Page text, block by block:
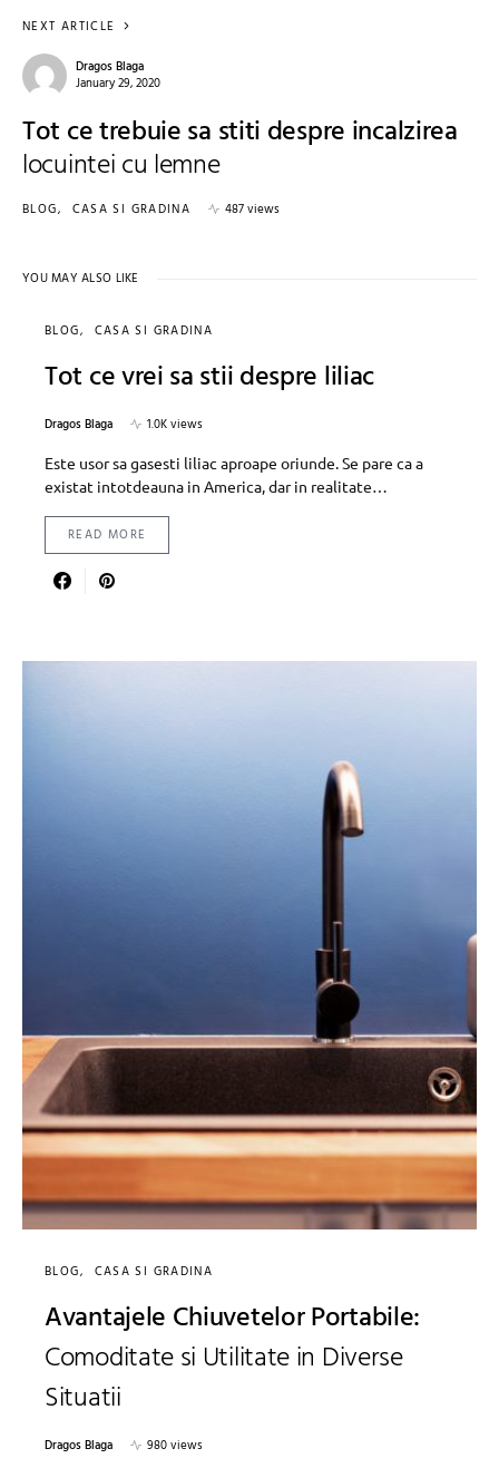
NEXT ARTICLE
Dragos Blaga
January 29, 2020
Tot ce trebuie sa stiti despre incalzirea
locuintei cu lemne
BLOG CASA SI GRADINA 487 views
YOU MAY ALSO LIKE
BLOG CASA SI GRADINA
Tot ce vrei sa stii despre liliac
Dragos Blaga
1.0K views
Este usor sa gasesti liliac aproape oriunde. Se pare ca a
existat intotdeauna in America, dar in realitate…
READ MORE
BLOG CASA SI GRADINA
Avantajele Chiuvetelor Portabile:
Comoditate si Utilitate in Diverse
Situatii
Dragos Blaga 980 views